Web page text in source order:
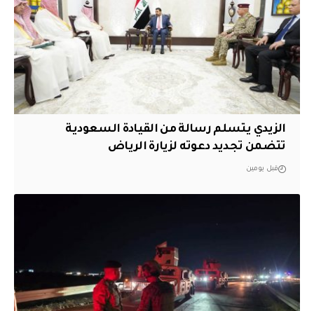
الزيدي يتسلم رسالة من القيادة السعودية
تتضمن تجديد دعوته لزيارة الرياض
قبل يومين